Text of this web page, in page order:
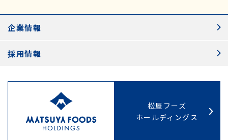
企業情報
採用情報
松屋フーズ
ホールディングス